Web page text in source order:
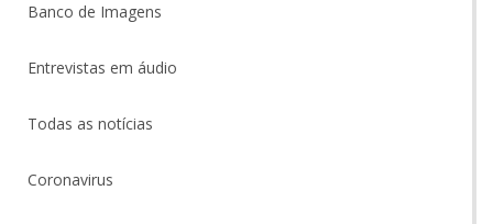
Banco de Imagens
Entrevistas em áudio
Todas as notícias
Coronavirus